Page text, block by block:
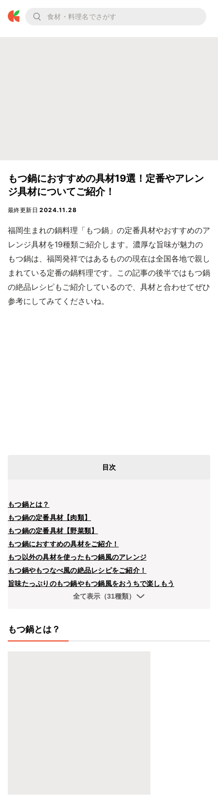
もつ鍋におすすめの具材19選！定番やアレン
ジ具材についてご紹介！
最終更新日2024.11.28
福岡生まれの鍋料理「もつ鍋」の定番具材やおすすめのア
レンジ具材を19種類ご紹介します。濃厚な旨味が魅力の
もつ鍋は、福岡発祥ではあるものの現在は全国各地で親し
まれている定番の鍋料理です。この記事の後半ではもつ鍋
の絶品レシピもご紹介しているので、具材と合わせてぜひ
参考にしてみてくださいね。
目次
もつ鍋とは？
もつ鍋の定番具材【肉類】
もつ鍋の定番具材【野菜類】
もつ鍋におすすめの具材をご紹介！
もつ以外の具材を使ったもつ鍋風のアレンジ
もつ鍋やもつなべ風の絶品レシピをご紹介！
旨味たっぷりのもつ鍋やもつ鍋風をおうちで楽しもう
全て表示（31種類）
もつ鍋とは？